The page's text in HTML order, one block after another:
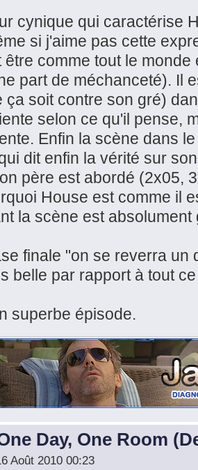
cynique qui caractérise
si j'aime pas cette
être comme tout le
part de méchanceté). Il
ça soit contre son gré)
selon ce qu'il pense,
Enfin la scène dans
dit enfin la vérité sur
père est abordé (2x05,
House est comme il
la scène est absolument
finale "on se reverra un
belle par rapport à tout
superbe épisode.
Day, One Room
Août 2010 00:23